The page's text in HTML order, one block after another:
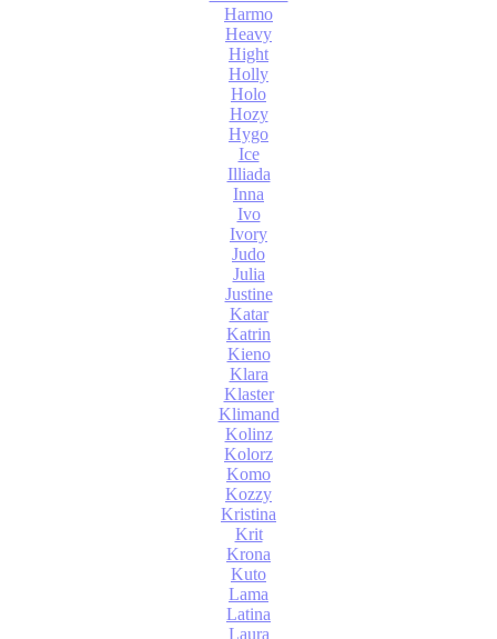
Harmo
Heavy
Hight
Holly
Holo
Hozy
Hygo
Ice
Illiada
Inna
Ivo
Ivory
Judo
Julia
Justine
Katar
Katrin
Kieno
Klara
Klaster
Klimand
Kolinz
Kolorz
Komo
Kozzy
Kristina
Krit
Krona
Kuto
Lama
Latina
Laura